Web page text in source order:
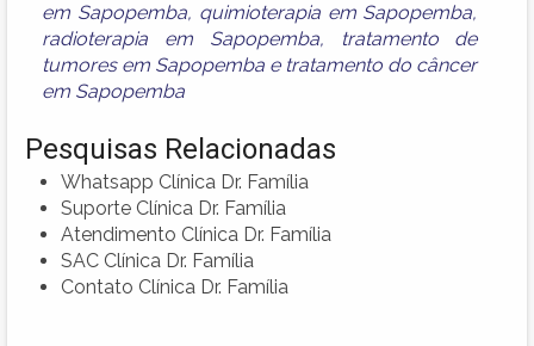
em Sapopemba, quimioterapia em Sapopemba,
radioterapia em Sapopemba,
tratamento de
tumores em Sapopemba e tratamento do câncer
em Sapopemba
Pesquisas Relacionadas
Whatsapp Clínica Dr. Família
Suporte Clínica Dr. Família
Atendimento Clínica Dr. Família
SAC Clínica Dr. Família
Contato Clínica Dr. Família